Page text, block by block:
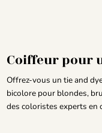
Coiffeur pour
Offrez-vous un tie and
bicolore pour blondes,
des coloristes experts en